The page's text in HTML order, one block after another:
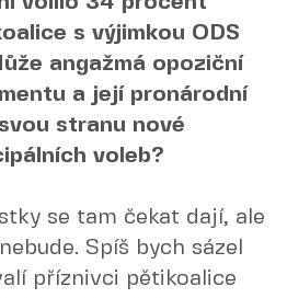
s výjimkou ODS
angažmá opoziční
a její pronárodní
stranu nové
voleb?
se tam čekat dají, ale
Spíš bych sázel
příznivci pětikoalice